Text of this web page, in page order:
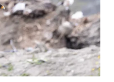
迷。這是市場對環境惡化
」的空氣變得灼人肺腑，